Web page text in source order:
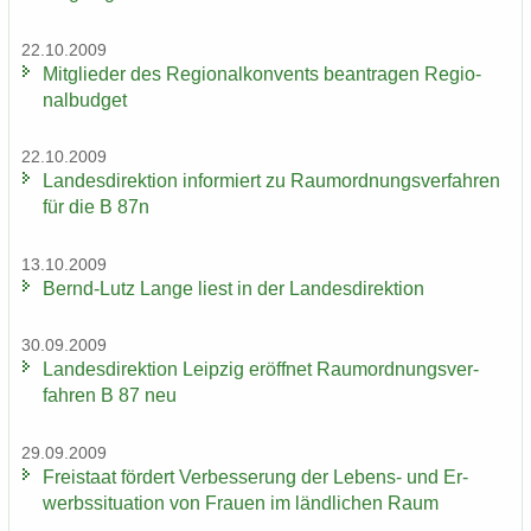
22.10.2009
Mit­glie­der des Re­gio­nal­kon­vents be­an­tra­gen Re­gio­
nal­bud­get
22.10.2009
Lan­des­di­rek­ti­on in­for­miert zu Raum­ord­nungs­ver­fah­ren
für die B 87n
13.10.2009
Bernd-​Lutz Lange liest in der Lan­des­di­rek­ti­on
30.09.2009
Lan­des­di­rek­ti­on Leip­zig er­öff­net Raum­ord­nungs­ver­
fah­ren B 87 neu
29.09.2009
Frei­staat för­dert Ver­bes­se­rung der Lebens-​ und Er­
werbs­si­tua­ti­on von Frau­en im länd­li­chen Raum